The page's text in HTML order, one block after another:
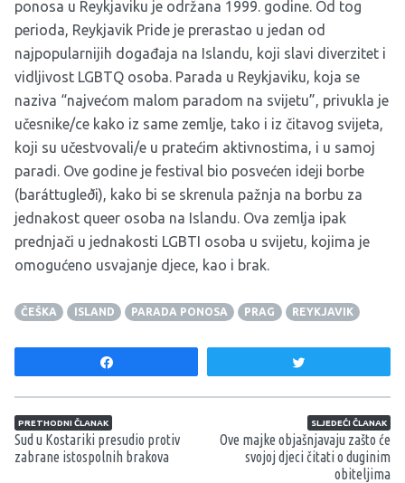
ponosa u Reykjaviku je održana 1999. godine. Od tog
perioda, Reykjavik Pride je prerastao u jedan od
najpopularnijih događaja na Islandu, koji slavi diverzitet i
vidljivost LGBTQ osoba. Parada u Reykjaviku, koja se
naziva “najvećom malom paradom na svijetu”, privukla je
učesnike/ce kako iz same zemlje, tako i iz čitavog svijeta,
koji su učestvovali/e u pratećim aktivnostima, i u samoj
paradi. Ove godine je festival bio posvećen ideji borbe
(baráttugleði), kako bi se skrenula pažnja na borbu za
jednakost queer osoba na Islandu. Ova zemlja ipak
prednjači u jednakosti LGBTI osoba u svijetu, kojima je
omogućeno usvajanje djece, kao i brak.
ČEŠKA ISLAND PARADA PONOSA PRAG REYKJAVIK
Navigacija članaka
PRETHODNI ČLANAK
Sud u Kostariki presudio protiv
zabrane istospolnih brakova
SLJEDEĆI ČLANAK
Ove majke objašnjavaju zašto će
svojoj djeci čitati o duginim
obiteljima